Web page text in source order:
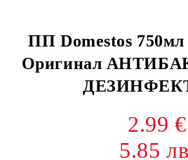
ПП Domestos
Оригинал
2.99 €
5.85